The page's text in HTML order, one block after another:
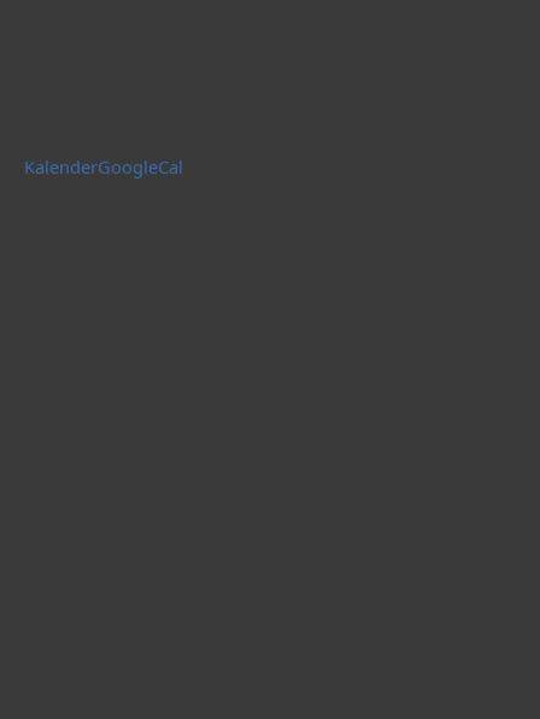
KalenderGoogleCal